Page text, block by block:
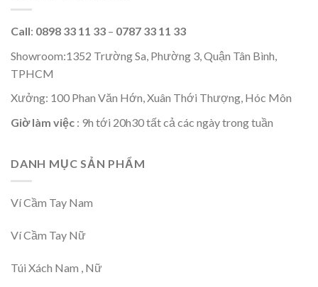
Call: 0898 33 11 33 – 0787 33 11 33
Showroom:1352 Trường Sa, Phường 3, Quận Tân Bình,
TPHCM
Xưởng: 100 Phan Văn Hớn, Xuân Thới Thượng, Hóc Môn
Giờ làm việc : 9h tới 20h30 tất cả các ngày trong tuần
DANH MỤC SẢN PHẨM
Ví Cầm Tay Nam
Ví Cầm Tay Nữ
Túi Xách Nam , Nữ